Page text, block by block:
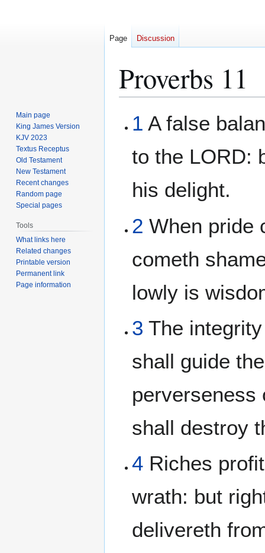
Proverbs 11
toto
1 A false
to the LORD:
his delight.
2 When pride
cometh
lowly is
3 The
shall guide
perverseness
shall destroy
4 Riches
wrath: but
delivereth
Page Discussion
Main page
King James Version
KJV 2023
Textus Receptus
Old Testament
New Testament
Recent changes
Random page
Special pages
Tools
What links here
Related changes
Printable version
Permanent link
Page information